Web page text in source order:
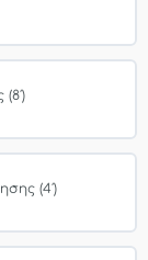
(4′)